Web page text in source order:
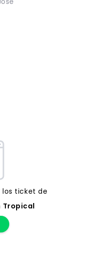
los ticket de
Tropical